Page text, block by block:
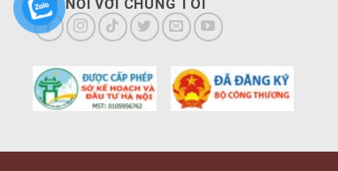
KẾT NỐI VỚI CHÚNG TÔI